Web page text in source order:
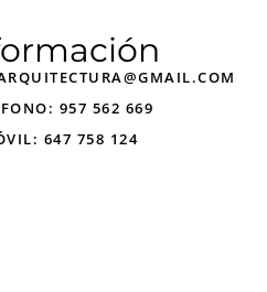
957 562 669
647 758 124